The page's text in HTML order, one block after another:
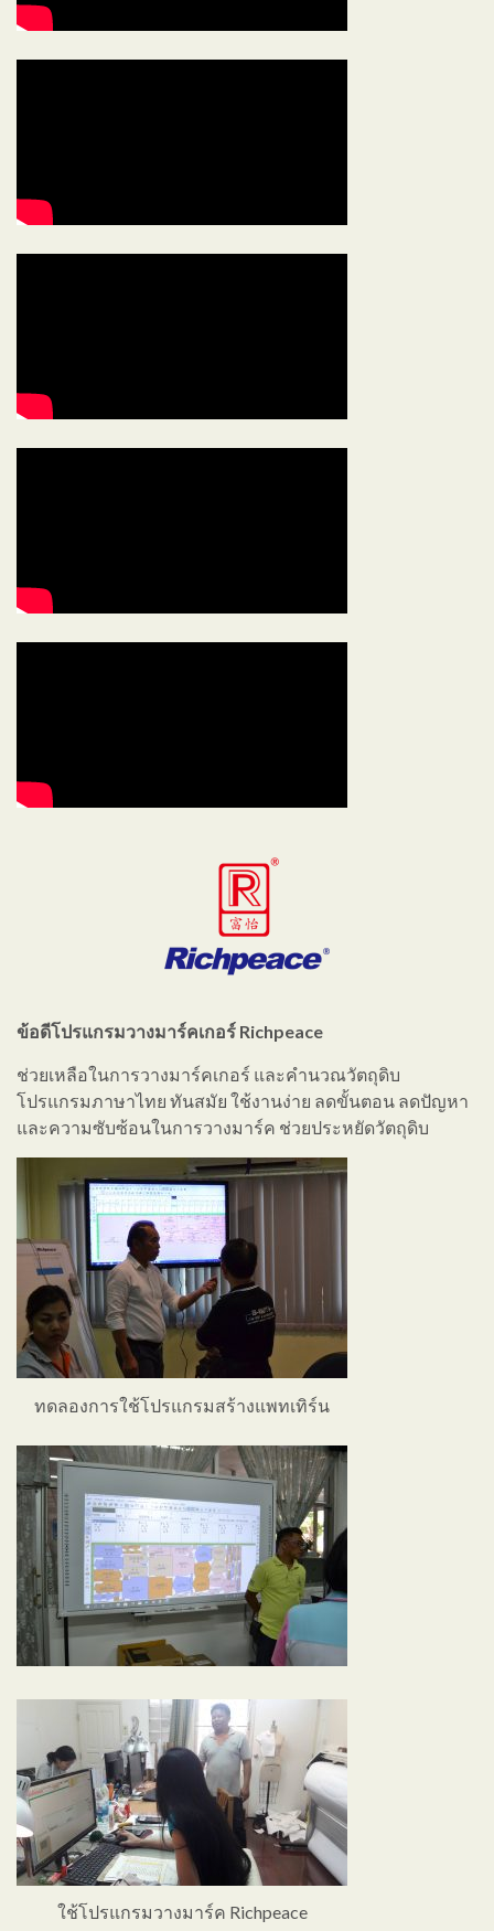
ข้อดีโปรแกรมวางมาร์คเกอร์ Richpeace
ช่วยเหลือในการวางมาร์คเกอร์ และคำนวณวัตถุดิบ
โปรแกรมภาษาไทย ทันสมัย ใช้งานง่าย ลดขั้นตอน ลดปัญหา
และความซับซ้อนในการวางมาร์ค ช่วยประหยัดวัตถุดิบ
ทดลองการใช้โปรแกรมสร้างแพทเทิร์น
ใช้โปรแกรมวางมาร์ค Richpeace